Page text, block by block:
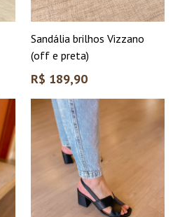
Sandália brilhos Vizzano
(off e preta)
Preço
R$ 189,90